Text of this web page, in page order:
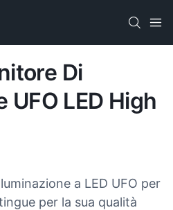
Di
UFO LED High
a LED UFO per
per la sua qualità